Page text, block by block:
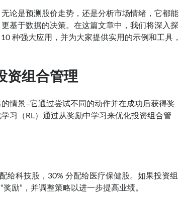
论是预测股价走势，还是分析市场情绪，它都能
基于数据的决策。在这篇文章中，我们将深入探
种强大应用，并为大家提供实用的示例和工具，
资组合管理
情景–它通过尝试不同的动作并在成功后获得奖
习（RL）通过从奖励中学习来优化投资组合管
给科技股，30% 分配给医疗保健股。如果投资组
励”，并调整策略以进一步提高业绩。